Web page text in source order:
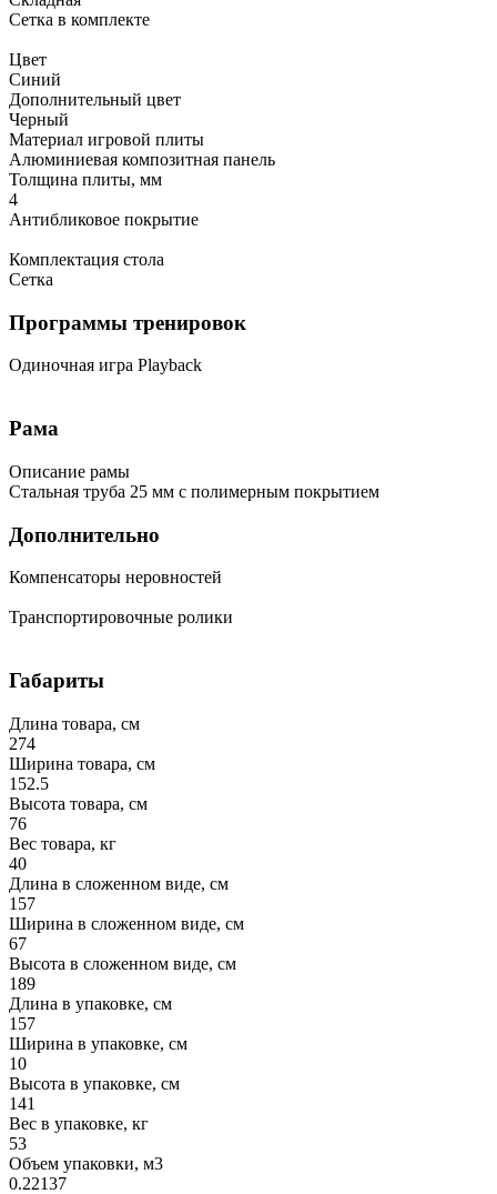
Сетка в комплекте
Цвет
Синий
Дополнительный цвет
Черный
Материал игровой плиты
Алюминиевая композитная панель
Толщина плиты, мм
4
Антибликовое покрытие
Комплектация стола
Сетка
Программы тренировок
Одиночная игра Playback
Рама
Описание рамы
Стальная труба 25 мм с полимерным покрытием
Дополнительно
Компенсаторы неровностей
Транспортировочные ролики
Габариты
Длина товара, см
274
Ширина товара, см
152.5
Высота товара, см
76
Вес товара, кг
40
Длина в сложенном виде, см
157
Ширина в сложенном виде, см
67
Высота в сложенном виде, см
189
Длина в упаковке, см
157
Ширина в упаковке, см
10
Высота в упаковке, см
141
Вес в упаковке, кг
53
Объем упаковки, м3
0.22137